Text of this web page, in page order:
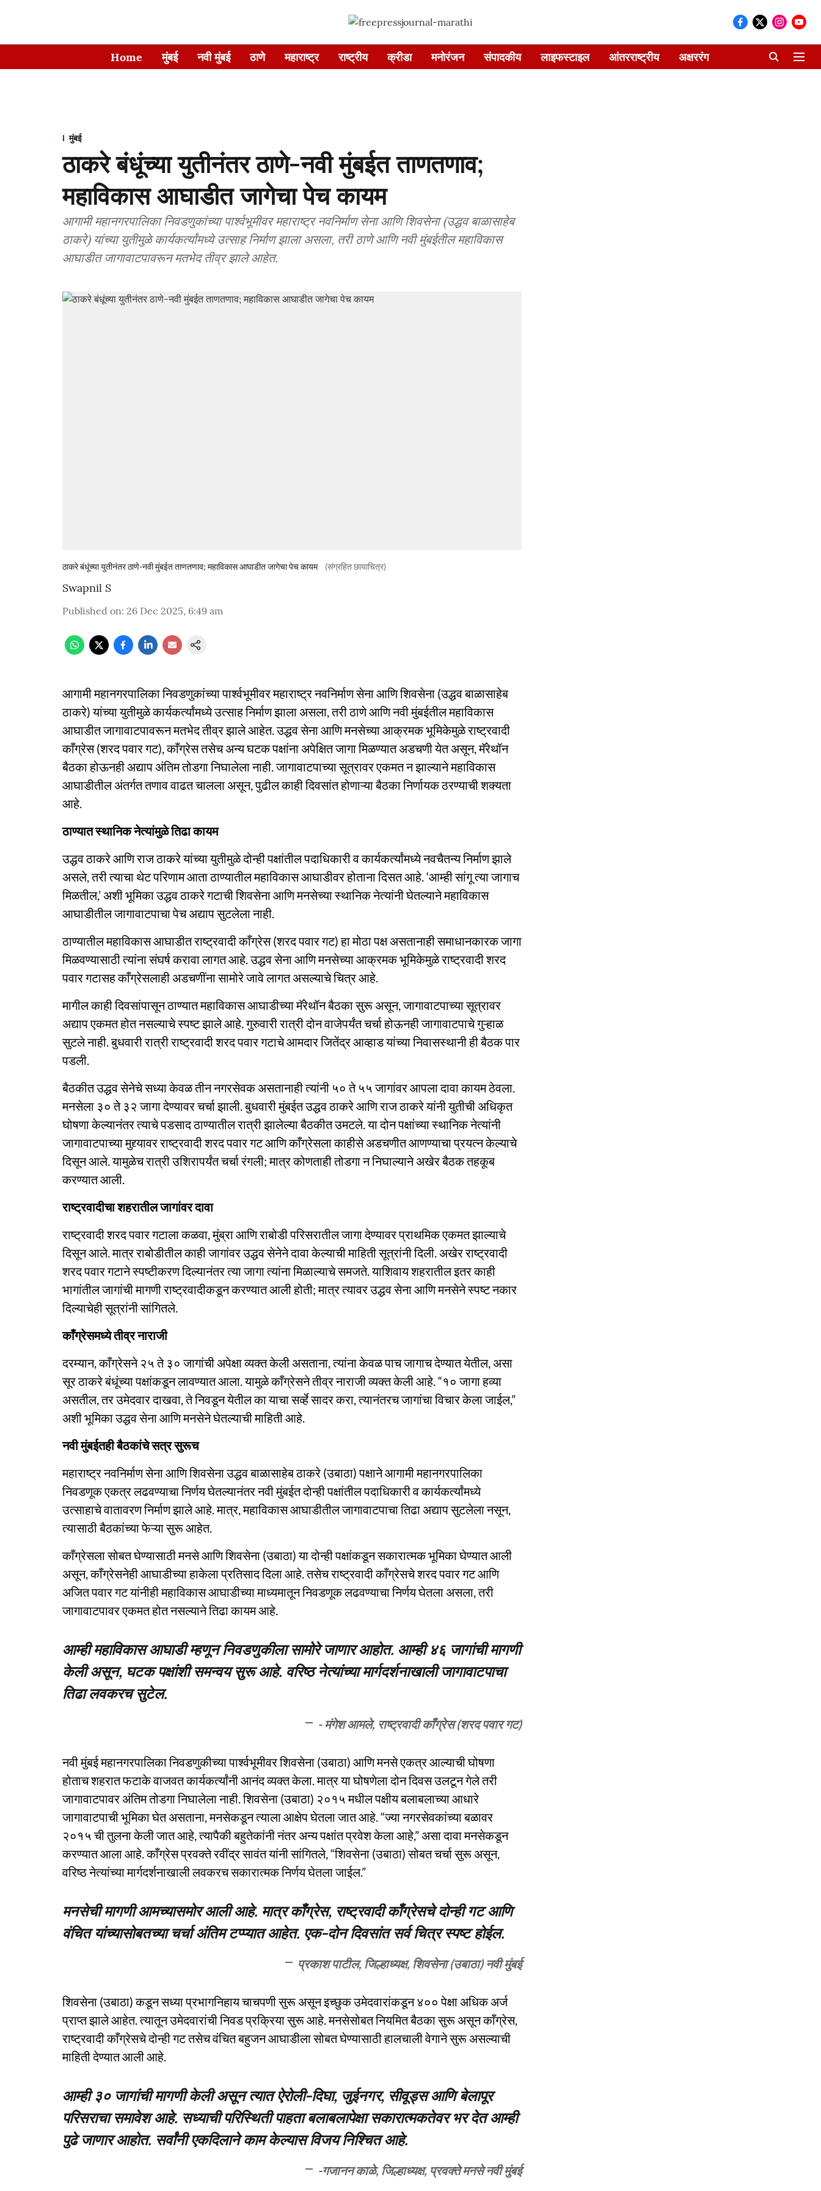
Home मुंबई नवी मुंबई ठाणे महाराष्ट्र राष्ट्रीय क्रीडा मनोरंजन संपादकीय लाइफस्टाइल आंतरराष्ट्रीय अक्षररंग
मुंबई
ठाकरे बंधूंच्या युतीनंतर ठाणे-नवी मुंबईत ताणतणाव;
महाविकास आघाडीत जागेचा पेच कायम
आगामी महानगरपालिका निवडणुकांच्या पार्श्वभूमीवर महाराष्ट्र नवनिर्माण सेना आणि शिवसेना (उद्धव बाळासाहेब
ठाकरे) यांच्या युतीमुळे कार्यकर्त्यांमध्ये उत्साह निर्माण झाला असला, तरी ठाणे आणि नवी मुंबईतील महाविकास
आघाडीत जागावाटपावरून मतभेद तीव्र झाले आहेत.
ठाकरे बंधूंच्या युतीनंतर ठाणे-नवी मुंबईत ताणतणाव; महाविकास आघाडीत जागेचा पेच कायम (संग्रहित छायाचित्र)
Swapnil S
Published on: 26 Dec 2025, 6:49 am
आगामी महानगरपालिका निवडणुकांच्या पार्श्वभूमीवर महाराष्ट्र नवनिर्माण सेना आणि शिवसेना (उद्धव बाळासाहेब
ठाकरे) यांच्या युतीमुळे कार्यकर्त्यांमध्ये उत्साह निर्माण झाला असला, तरी ठाणे आणि नवी मुंबईतील महाविकास
आघाडीत जागावाटपावरून मतभेद तीव्र झाले आहेत. उद्धव सेना आणि मनसेच्या आक्रमक भूमिकेमुळे राष्ट्रवादी
काँग्रेस (शरद पवार गट), काँग्रेस तसेच अन्य घटक पक्षांना अपेक्षित जागा मिळण्यात अडचणी येत असून, मॅरेथॉन
बैठका होऊनही अद्याप अंतिम तोडगा निघालेला नाही. जागावाटपाच्या सूत्रावर एकमत न झाल्याने महाविकास
आघाडीतील अंतर्गत तणाव वाढत चालला असून, पुढील काही दिवसांत होणाऱ्या बैठका निर्णायक ठरण्याची शक्यता
आहे.
ठाण्यात स्थानिक नेत्यांमुळे तिढा कायम
उद्धव ठाकरे आणि राज ठाकरे यांच्या युतीमुळे दोन्ही पक्षांतील पदाधिकारी व कार्यकर्त्यांमध्ये नवचैतन्य निर्माण झाले
असले, तरी त्याचा थेट परिणाम आता ठाण्यातील महाविकास आघाडीवर होताना दिसत आहे. ‘आम्ही सांगू त्या जागाच
मिळतील,’ अशी भूमिका उद्धव ठाकरे गटाची शिवसेना आणि मनसेच्या स्थानिक नेत्यांनी घेतल्याने महाविकास
आघाडीतील जागावाटपाचा पेच अद्याप सुटलेला नाही.
ठाण्यातील महाविकास आघाडीत राष्ट्रवादी काँग्रेस (शरद पवार गट) हा मोठा पक्ष असतानाही समाधानकारक जागा
मिळवण्यासाठी त्यांना संघर्ष करावा लागत आहे. उद्धव सेना आणि मनसेच्या आक्रमक भूमिकेमुळे राष्ट्रवादी शरद
पवार गटासह काँग्रेसलाही अडचणींना सामोरे जावे लागत असल्याचे चित्र आहे.
मागील काही दिवसांपासून ठाण्यात महाविकास आघाडीच्या मॅरेथॉन बैठका सुरू असून, जागावाटपाच्या सूत्रावर
अद्याप एकमत होत नसल्याचे स्पष्ट झाले आहे. गुरुवारी रात्री दोन वाजेपर्यंत चर्चा होऊनही जागावाटपाचे गुऱ्हाळ
सुटले नाही. बुधवारी रात्री राष्ट्रवादी शरद पवार गटाचे आमदार जितेंद्र आव्हाड यांच्या निवासस्थानी ही बैठक पार
पडली.
बैठकीत उद्धव सेनेचे सध्या केवळ तीन नगरसेवक असतानाही त्यांनी ५० ते ५५ जागांवर आपला दावा कायम ठेवला.
मनसेला ३० ते ३२ जागा देण्यावर चर्चा झाली. बुधवारी मुंबईत उद्धव ठाकरे आणि राज ठाकरे यांनी युतीची अधिकृत
घोषणा केल्यानंतर त्याचे पडसाद ठाण्यातील रात्री झालेल्या बैठकीत उमटले. या दोन पक्षांच्या स्थानिक नेत्यांनी
जागावाटपाच्या मुद्द्यावर राष्ट्रवादी शरद पवार गट आणि काँग्रेसला काहीसे अडचणीत आणण्याचा प्रयत्न केल्याचे
दिसून आले. यामुळेच रात्री उशिरापर्यंत चर्चा रंगली; मात्र कोणताही तोडगा न निघाल्याने अखेर बैठक तहकूब
करण्यात आली.
राष्ट्रवादीचा शहरातील जागांवर दावा
राष्ट्रवादी शरद पवार गटाला कळवा, मुंब्रा आणि राबोडी परिसरातील जागा देण्यावर प्राथमिक एकमत झाल्याचे
दिसून आले. मात्र राबोडीतील काही जागांवर उद्धव सेनेने दावा केल्याची माहिती सूत्रांनी दिली. अखेर राष्ट्रवादी
शरद पवार गटाने स्पष्टीकरण दिल्यानंतर त्या जागा त्यांना मिळाल्याचे समजते. याशिवाय शहरातील इतर काही
भागांतील जागांची मागणी राष्ट्रवादीकडून करण्यात आली होती; मात्र त्यावर उद्धव सेना आणि मनसेने स्पष्ट नकार
दिल्याचेही सूत्रांनी सांगितले.
काँग्रेसमध्ये तीव्र नाराजी
दरम्यान, काँग्रेसने २५ ते ३० जागांची अपेक्षा व्यक्त केली असताना, त्यांना केवळ पाच जागाच देण्यात येतील, असा
सूर ठाकरे बंधूंच्या पक्षांकडून लावण्यात आला. यामुळे काँग्रेसने तीव्र नाराजी व्यक्त केली आहे. “१० जागा हव्या
असतील, तर उमेदवार दाखवा, ते निवडून येतील का याचा सर्व्हे सादर करा, त्यानंतरच जागांचा विचार केला जाईल,”
अशी भूमिका उद्धव सेना आणि मनसेने घेतल्याची माहिती आहे.
नवी मुंबईतही बैठकांचे सत्र सुरूच
महाराष्ट्र नवनिर्माण सेना आणि शिवसेना उद्धव बाळासाहेब ठाकरे (उबाठा) पक्षाने आगामी महानगरपालिका
निवडणूक एकत्र लढवण्याचा निर्णय घेतल्यानंतर नवी मुंबईत दोन्ही पक्षांतील पदाधिकारी व कार्यकर्त्यांमध्ये
उत्साहाचे वातावरण निर्माण झाले आहे. मात्र, महाविकास आघाडीतील जागावाटपाचा तिढा अद्याप सुटलेला नसून,
त्यासाठी बैठकांच्या फेऱ्या सुरू आहेत.
काँग्रेसला सोबत घेण्यासाठी मनसे आणि शिवसेना (उबाठा) या दोन्ही पक्षांकडून सकारात्मक भूमिका घेण्यात आली
असून, काँग्रेसनेही आघाडीच्या हाकेला प्रतिसाद दिला आहे. तसेच राष्ट्रवादी काँग्रेसचे शरद पवार गट आणि
अजित पवार गट यांनीही महाविकास आघाडीच्या माध्यमातून निवडणूक लढवण्याचा निर्णय घेतला असला, तरी
जागावाटपावर एकमत होत नसल्याने तिढा कायम आहे.
आम्ही महाविकास आघाडी म्हणून निवडणुकीला सामोरे जाणार आहोत. आम्ही ४६ जागांची मागणी
केली असून, घटक पक्षांशी समन्वय सुरू आहे. वरिष्ठ नेत्यांच्या मार्गदर्शनाखाली जागावाटपाचा
तिढा लवकरच सुटेल.
- मंगेश आमले, राष्ट्रवादी काँग्रेस (शरद पवार गट)
नवी मुंबई महानगरपालिका निवडणुकीच्या पार्श्वभूमीवर शिवसेना (उबाठा) आणि मनसे एकत्र आल्याची घोषणा
होताच शहरात फटाके वाजवत कार्यकर्त्यांनी आनंद व्यक्त केला. मात्र या घोषणेला दोन दिवस उलटून गेले तरी
जागावाटपावर अंतिम तोडगा निघालेला नाही. शिवसेना (उबाठा) २०१५ मधील पक्षीय बलाबलाच्या आधारे
जागावाटपाची भूमिका घेत असताना, मनसेकडून त्याला आक्षेप घेतला जात आहे. “ज्या नगरसेवकांच्या बळावर
२०१५ ची तुलना केली जात आहे, त्यापैकी बहुतेकांनी नंतर अन्य पक्षांत प्रवेश केला आहे,” असा दावा मनसेकडून
करण्यात आला आहे. काँग्रेस प्रवक्ते रवींद्र सावंत यांनी सांगितले, “शिवसेना (उबाठा) सोबत चर्चा सुरू असून,
वरिष्ठ नेत्यांच्या मार्गदर्शनाखाली लवकरच सकारात्मक निर्णय घेतला जाईल.”
मनसेची मागणी आमच्यासमोर आली आहे. मात्र काँग्रेस, राष्ट्रवादी काँग्रेसचे दोन्ही गट आणि
वंचित यांच्यासोबतच्या चर्चा अंतिम टप्प्यात आहेत. एक-दोन दिवसांत सर्व चित्र स्पष्ट होईल.
प्रकाश पाटील, जिल्हाध्यक्ष, शिवसेना (उबाठा) नवी मुंबई
शिवसेना (उबाठा) कडून सध्या प्रभागनिहाय चाचपणी सुरू असून इच्छुक उमेदवारांकडून ४०० पेक्षा अधिक अर्ज
प्राप्त झाले आहेत. त्यातून उमेदवारांची निवड प्रक्रिया सुरू आहे. मनसेसोबत नियमित बैठका सुरू असून काँग्रेस,
राष्ट्रवादी काँग्रेसचे दोन्ही गट तसेच वंचित बहुजन आघाडीला सोबत घेण्यासाठी हालचाली वेगाने सुरू असल्याची
माहिती देण्यात आली आहे.
आम्ही ३० जागांची मागणी केली असून त्यात ऐरोली-दिघा, जुईनगर, सीवूड्स आणि बेलापूर
परिसराचा समावेश आहे. सध्याची परिस्थिती पाहता बलाबलापेक्षा सकारात्मकतेवर भर देत आम्ही
पुढे जाणार आहोत. सर्वांनी एकदिलाने काम केल्यास विजय निश्चित आहे.
-गजानन काळे, जिल्हाध्यक्ष, प्रवक्ते मनसे नवी मुंबई